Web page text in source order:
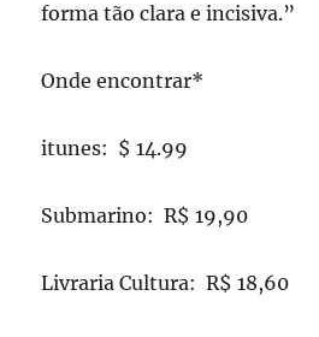
forma tão clara e incisiva.”
Onde encontrar*
itunes: $ 14.99
Submarino: R$ 19,90
Livraria Cultura: R$ 18,60